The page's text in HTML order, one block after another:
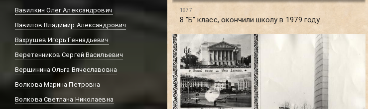
Вавилкин Олег Александрович
Вавилов Владимир Александрович
Вахрушев Игорь Геннадьевич
Веретенников Сергей Васильевич
Вершинина Ольга Вячеславовна
Волкова Марина Петровна
Волкова Светлана Николаевна
1977
8 "Б" класс, окончили школу в 1979 году